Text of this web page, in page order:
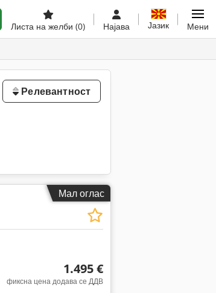
Листа на желби (0) Најава Јазик Мени
Релевантност
Мал оглас
1.495 €
фиксна цена додава се ДДВ